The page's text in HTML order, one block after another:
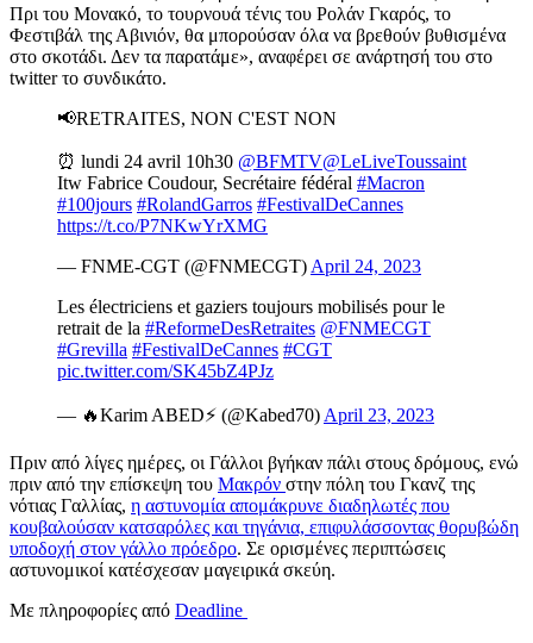
Πρι του Μονακό, το τουρνουά τένις του Ρολάν Γκαρός, το
Φεστιβάλ της Αβινιόν, θα μπορούσαν όλα να βρεθούν βυθισμένα
στο σκοτάδι. Δεν τα παρατάμε», αναφέρει σε ανάρτησή του στο
twitter το συνδικάτο.
📢RETRAITES, NON C'EST NON
⏰ lundi 24 avril 10h30 @BFMTV@LeLiveToussaint
Itw Fabrice Coudour, Secrétaire fédéral #Macron
#100jours #RolandGarros #FestivalDeCannes
https://t.co/P7NKwYrXMG
— FNME-CGT (@FNMECGT) April 24, 2023
Les électriciens et gaziers toujours mobilisés pour le
retrait de la #ReformeDesRetraites @FNMECGT
#Grevilla #FestivalDeCannes #CGT
pic.twitter.com/SK45bZ4PJz
— 🔥Karim ABED⚡ (@Kabed70) April 23, 2023
Πριν από λίγες ημέρες, οι Γάλλοι βγήκαν πάλι στους δρόμους, ενώ
πριν από την επίσκεψη του Μακρόν στην πόλη του Γκανζ της
νότιας Γαλλίας, η αστυνομία απομάκρυνε διαδηλωτές που
κουβαλούσαν κατσαρόλες και τηγάνια, επιφυλάσσοντας θορυβώδη
υποδοχή στον γάλλο πρόεδρο. Σε ορισμένες περιπτώσεις
αστυνομικοί κατέσχεσαν μαγειρικά σκεύη.
Με πληροφορίες από Deadline